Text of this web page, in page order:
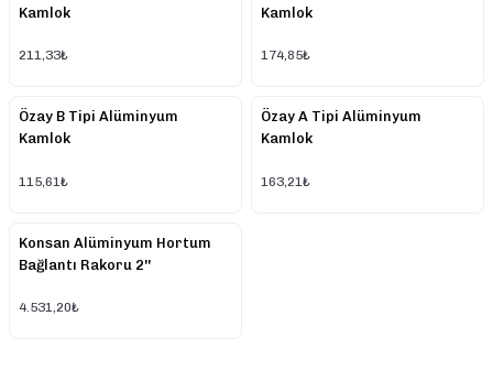
Kamlok
211,33₺
Kamlok
174,85₺
Özay B Tipi Alüminyum
Kamlok
115,61₺
Özay A Tipi Alüminyum
Kamlok
163,21₺
Konsan Alüminyum Hortum
Bağlantı Rakoru 2''
4.531,20₺